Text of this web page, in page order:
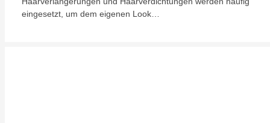
eingesetzt, um dem eigenen Look…